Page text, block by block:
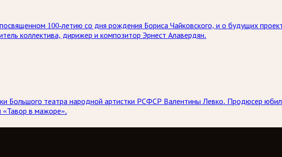
100-летию со дня рождения Бориса Чайковского, и о будущих
коллектива, дирижер и композитор Эрнест Алавердян.
Большого театра народной артистки РСФСР Валентины Левко. Продюсер
«Тавор в мажоре».